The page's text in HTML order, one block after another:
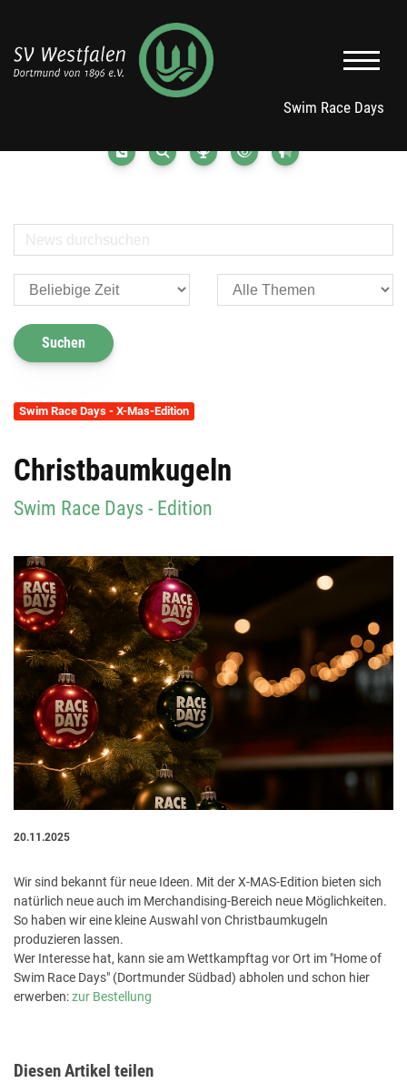
Swim Race Days
Swim Race Days - X-Mas-Edition
Christbaumkugeln
Swim Race Days - Edition
20.11.2025
Wir sind bekannt für neue Ideen. Mit der X-MAS-Edition bieten sich
natürlich neue auch im Merchandising-Bereich neue Möglichkeiten.
So haben wir eine kleine Auswahl von Christbaumkugeln
produzieren lassen.
Wer Interesse hat, kann sie am Wettkampftag vor Ort im "Home of
Swim Race Days" (Dortmunder Südbad) abholen und schon hier
erwerben:zur Bestellung
Diesen Artikel teilen